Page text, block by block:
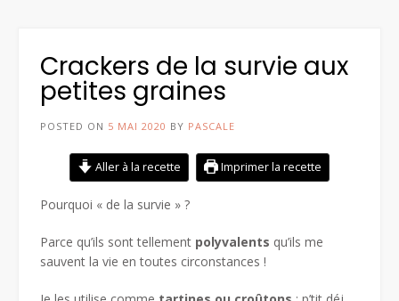
Crackers de la survie aux
petites graines
POSTED ON 5 MAI 2020 BY PASCALE
Aller à la recette Imprimer la recette
Pourquoi « de la survie » ?
Parce qu’ils sont tellement polyvalents qu’ils me
sauvent la vie en toutes circonstances !